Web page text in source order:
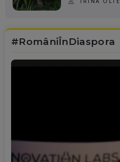
#RomâniÎnDiaspora